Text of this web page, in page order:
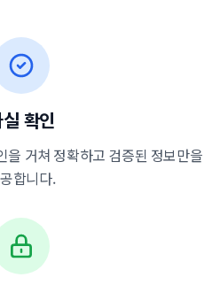
확인
을 거쳐 정확하고 검증된 정보만을
합니다.